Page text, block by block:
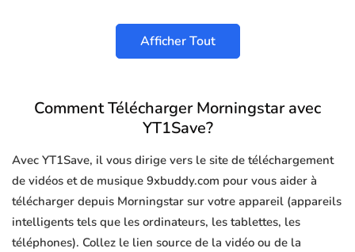
Afficher Tout
Comment Télécharger Morningstar avec
YT1Save?
Avec YT1Save, il vous dirige vers le site de téléchargement
de vidéos et de musique 9xbuddy.com pour vous aider à
télécharger depuis Morningstar sur votre appareil (appareils
intelligents tels que les ordinateurs, les tablettes, les
téléphones). Collez le lien source de la vidéo ou de la